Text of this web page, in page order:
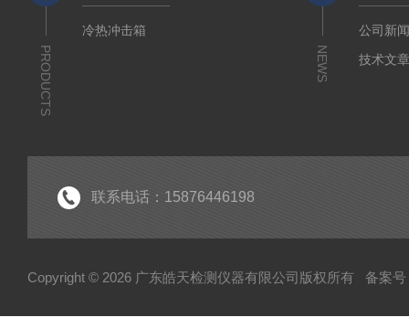
PRODUCTS
冷热冲击箱
NEWS
公司新
技术文
联系电话：15876446198
Copyright © 2026 广东皓天检测仪器有限公司版权所有 备案号